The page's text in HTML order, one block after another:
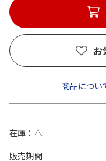
お
商品につい
在庫
△
販売期間